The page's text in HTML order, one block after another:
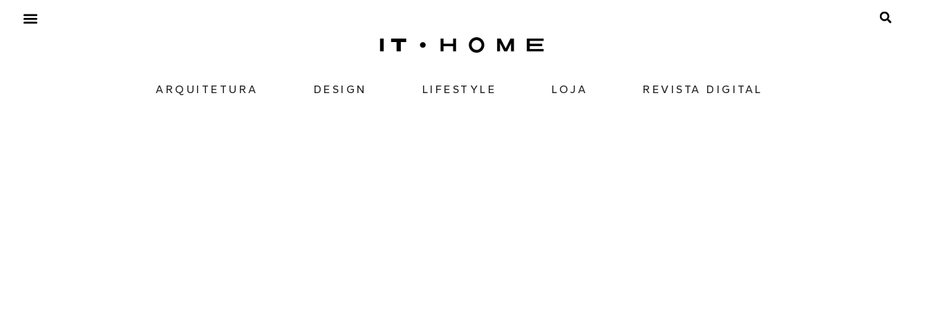
ARQUITETURA DESIGN LIFESTYLE LOJA REVISTA DIGITAL